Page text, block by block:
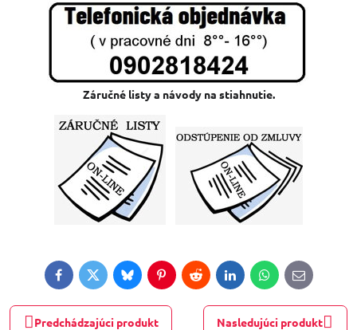
Záručné listy a návody na stiahnutie.
FacebookTwitterBlueskyPinterestRedditLinkedInWhatsApp
E-
mail
Predchádzajúci produkt Nasledujúci produkt